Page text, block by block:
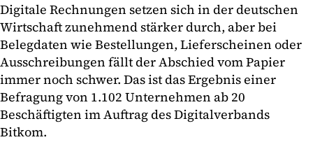
Digitale Rechnungen setzen sich in der deutschen
Wirtschaft zunehmend stärker durch, aber bei
Belegdaten wie Bestellungen, Lieferscheinen oder
Ausschreibungen fällt der Abschied vom Papier
immer noch schwer. Das ist das Ergebnis einer
Befragung von 1.102 Unternehmen ab 20
Beschäftigten im Auftrag des Digitalverbands
Bitkom.